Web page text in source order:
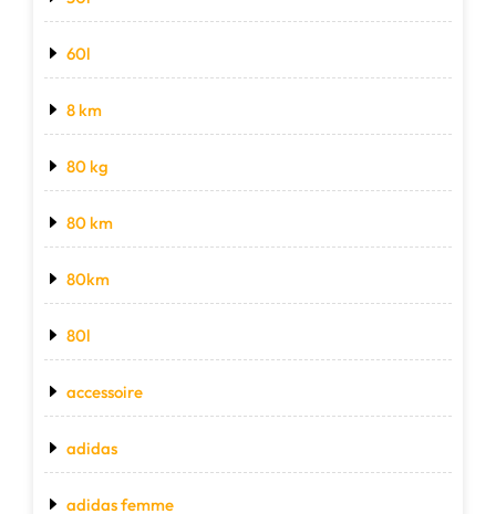
60l
8 km
80 kg
80 km
80km
80l
accessoire
adidas
adidas femme